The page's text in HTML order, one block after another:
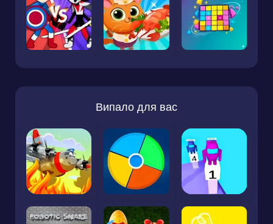
Випало для вас